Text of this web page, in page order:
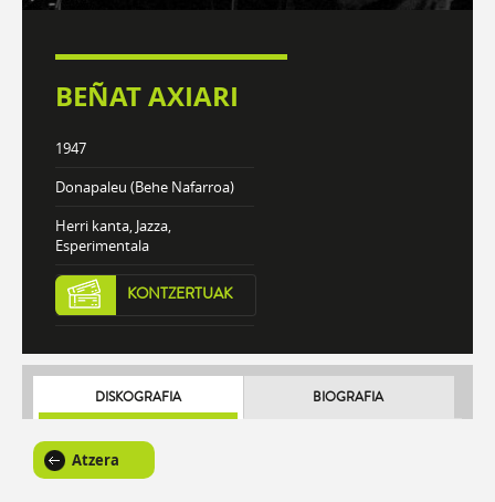
BEÑAT AXIARI
1947
Donapaleu (Behe Nafarroa)
Herri kanta, Jazza,
Esperimentala
KONTZERTUAK
DISKOGRAFIA BIOGRAFIA
Atzera